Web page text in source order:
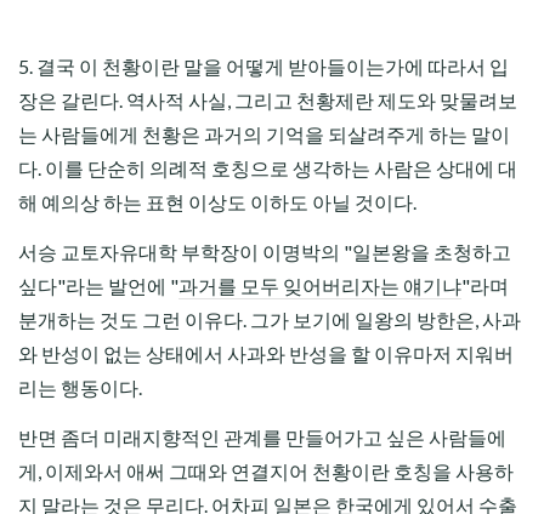
5. 결국 이 천황이란 말을 어떻게 받아들이는가에 따라서 입
장은 갈린다. 역사적 사실, 그리고 천황제란 제도와 맞물려보
는 사람들에게 천황은 과거의 기억을 되살려주게 하는 말이
다. 이를 단순히 의례적 호칭으로 생각하는 사람은 상대에 대
해 예의상 하는 표현 이상도 이하도 아닐 것이다.
서승 교토자유대학 부학장이 이명박의 "일본왕을 초청하고
싶다"라는 발언에 "과거를 모두 잊어버리자는 얘기냐"라며
분개하는 것도 그런 이유다. 그가 보기에 일왕의 방한은,사과
와 반성이 없는 상태에서 사과와 반성을 할 이유마저 지워버
리는 행동이다.
반면 좀더 미래지향적인 관계를 만들어가고 싶은 사람들에
게, 이제와서 애써 그때와 연결지어 천황이란 호칭을 사용하
지 말라는 것은 무리다. 어차피 일본은 한국에게 있어서 수출